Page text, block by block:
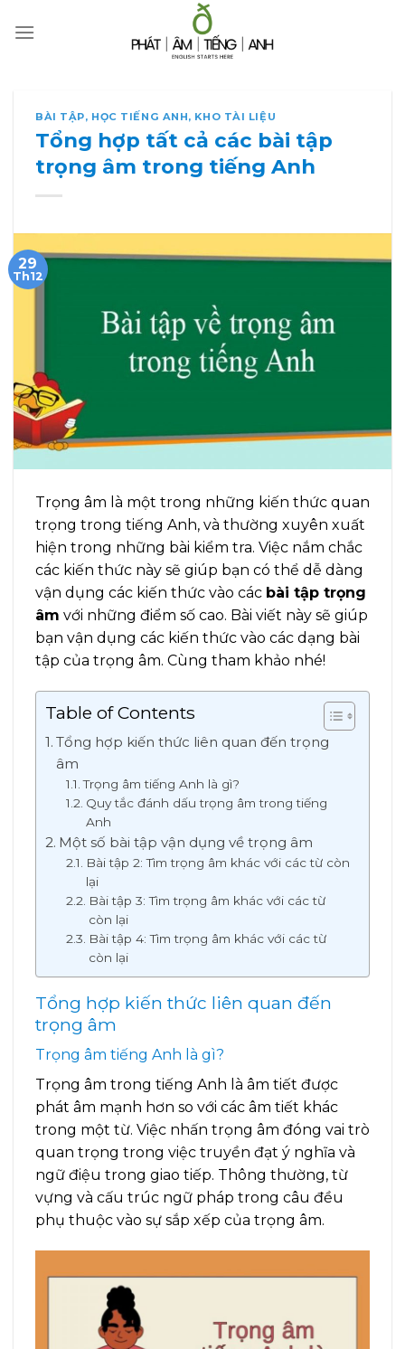
BÀI TẬP, HỌC TIẾNG ANH, KHO TÀI LIỆU
Tổng hợp tất cả các bài tập
trọng âm trong tiếng Anh
29
Th12
Trọng âm là một trong những kiến thức quan
trọng trong tiếng Anh, và thường xuyên xuất
hiện trong những bài kiểm tra. Việc nắm chắc
các kiến thức này sẽ giúp bạn có thể dễ dàng
vận dụng các kiến thức vào các bài tập trọng
âm với những điểm số cao. Bài viết này sẽ giúp
bạn vận dụng các kiến thức vào các dạng bài
tập của trọng âm. Cùng tham khảo nhé!
Table of Contents
Tổng hợp kiến thức liên quan đến trọng
âm
Trọng âm tiếng Anh là gì?
Quy tắc đánh dấu trọng âm trong tiếng
Anh
Một số bài tập vận dụng về trọng âm
Bài tập 2: Tìm trọng âm khác với các từ còn
lại
Bài tập 3: Tìm trọng âm khác với các từ
còn lại
Bài tập 4: Tìm trọng âm khác với các từ
còn lại
Tổng hợp kiến thức liên quan đến
trọng âm
Trọng âm tiếng Anh là gì?
Trọng âm trong tiếng Anh là âm tiết được
phát âm mạnh hơn so với các âm tiết khác
trong một từ. Việc nhấn trọng âm đóng vai trò
quan trọng trong việc truyền đạt ý nghĩa và
ngữ điệu trong giao tiếp. Thông thường, từ
vựng và cấu trúc ngữ pháp trong câu đều
phụ thuộc vào sự sắp xếp của trọng âm.